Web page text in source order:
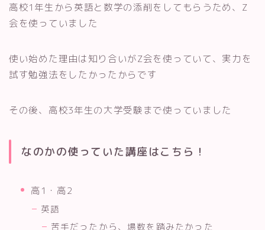
高校1年生から英語と数学の添削をしてもらうため、Z
会を使っていました
使い始めた理由は知り合いがZ会を使っていて、実力を
試す勉強法をしたかったからです
その後、高校3年生の大学受験まで使っていました
なのかの使っていた講座はこちら！
高1・高2
英語
苦手だったから、場数を踏みたかった